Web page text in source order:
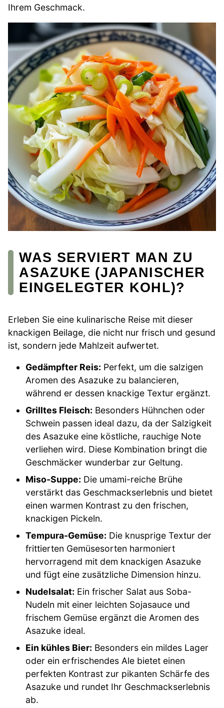
Ihrem Geschmack.
WAS SERVIERT MAN ZU
ASAZUKE (JAPANISCHER
EINGELEGTER KOHL)?
Erleben Sie eine kulinarische Reise mit dieser
knackigen Beilage, die nicht nur frisch und gesund
ist, sondern jede Mahlzeit aufwertet.
Gedämpfter Reis: Perfekt, um die salzigen
Aromen des Asazuke zu balancieren,
während er dessen knackige Textur ergänzt.
Grilltes Fleisch: Besonders Hühnchen oder
Schwein passen ideal dazu, da der Salzigkeit
des Asazuke eine köstliche, rauchige Note
verliehen wird. Diese Kombination bringt die
Geschmäcker wunderbar zur Geltung.
Miso-Suppe: Die umami-reiche Brühe
verstärkt das Geschmackserlebnis und bietet
einen warmen Kontrast zu den frischen,
knackigen Pickeln.
Tempura-Gemüse: Die knusprige Textur der
frittierten Gemüsesorten harmoniert
hervorragend mit dem knackigen Asazuke
und fügt eine zusätzliche Dimension hinzu.
Nudelsalat: Ein frischer Salat aus Soba-
Nudeln mit einer leichten Sojasauce und
frischem Gemüse ergänzt die Aromen des
Asazuke ideal.
Ein kühles Bier: Besonders ein mildes Lager
oder ein erfrischendes Ale bietet einen
perfekten Kontrast zur pikanten Schärfe des
Asazuke und rundet Ihr Geschmackserlebnis
ab.